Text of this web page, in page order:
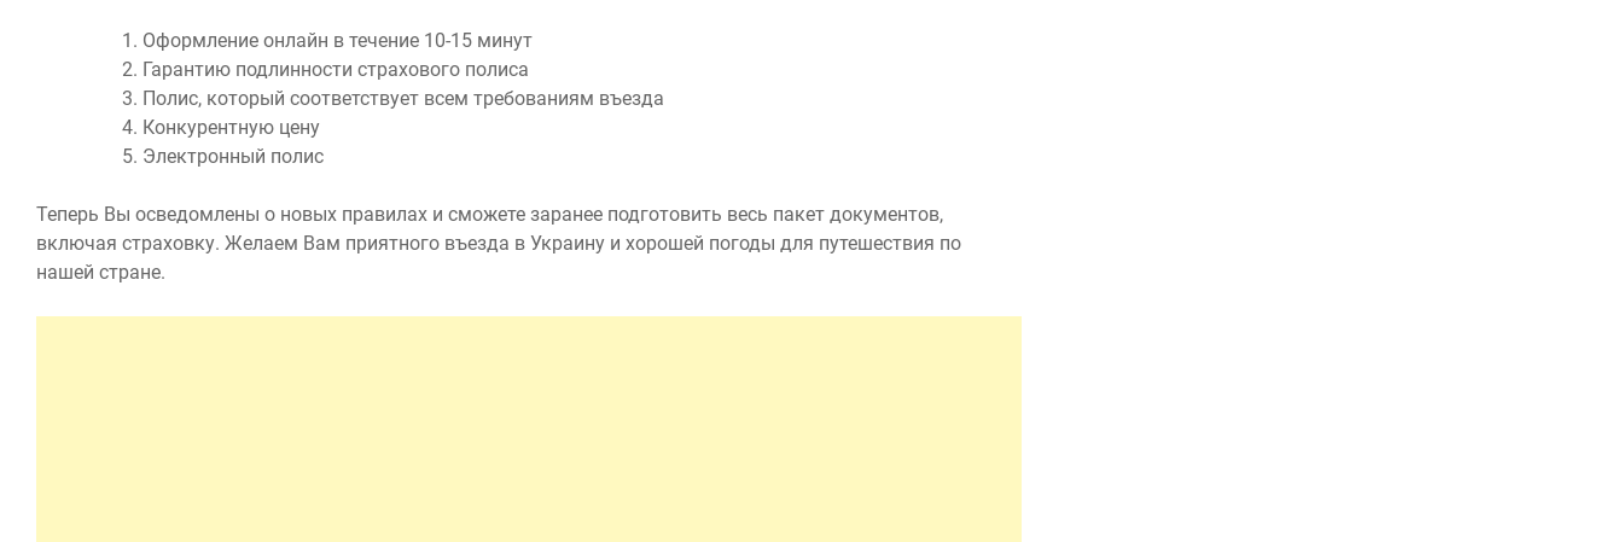
Оформление онлайн в течение 10-15 минут
Гарантию подлинности страхового полиса
Полис, который соответствует всем требованиям въезда
Конкурентную цену
Электронный полис
Теперь Вы осведомлены о новых правилах и сможете заранее подготовить весь пакет документов,
включая страховку. Желаем Вам приятного въезда в Украину и хорошей погоды для путешествия по
нашей стране.